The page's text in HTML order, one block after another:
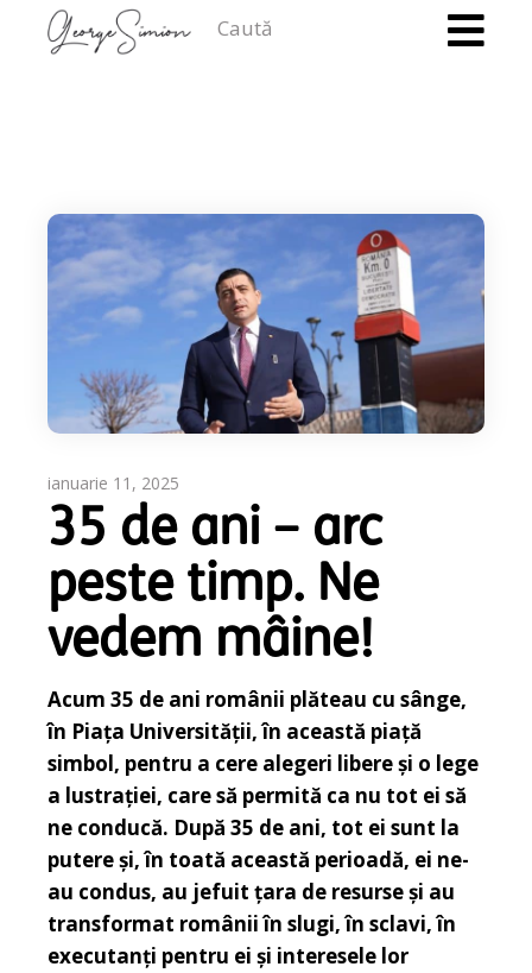
ianuarie 11, 2025
35 de ani – arc
peste timp. Ne
vedem mâine!
Acum 35 de ani românii plăteau cu sânge,
în Piața Universității, în această piață
simbol, pentru a cere alegeri libere și o lege
a lustrației, care să permită ca nu tot ei să
ne conducă. După 35 de ani, tot ei sunt la
putere și, în toată această perioadă, ei ne-
au condus, au jefuit țara de resurse și au
transformat românii în slugi, în sclavi, în
executanți pentru ei și interesele lor